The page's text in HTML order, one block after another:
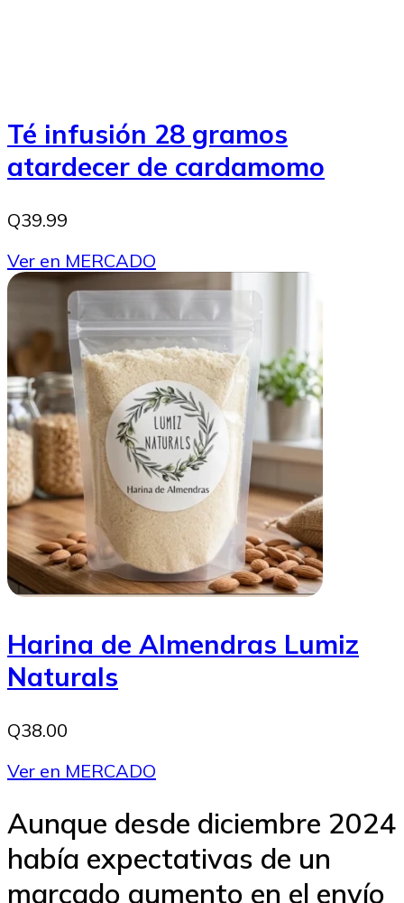
Té infusión 28 gramos
atardecer de cardamomo
Q39.99
Ver en MERCADO
Harina de Almendras Lumiz
Naturals
Q38.00
Ver en MERCADO
Aunque desde diciembre 2024
había expectativas de un
marcado aumento en el envío